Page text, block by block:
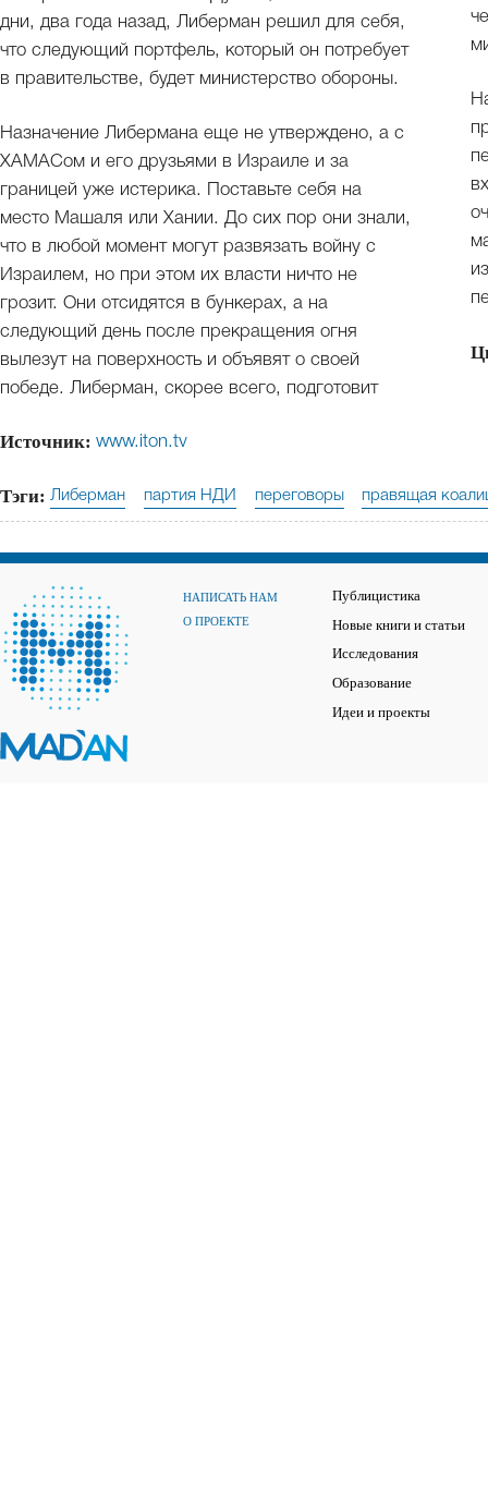
дни, два года назад, Либерман решил для себя,
что следующий портфель, который он потребует
в правительстве, будет министерство обороны.
Назначение Либермана еще не утверждено, а с
ХАМАСом и его друзьями в Израиле и за
границей уже истерика. Поставьте себя на
место Машаля или Хании. До сих пор они знали,
что в любой момент могут развязать войну с
Израилем, но при этом их власти ничто не
грозит. Они отсидятся в бункерах, а на
следующий день после прекращения огня
вылезут на поверхность и объявят о своей
победе. Либерман, скорее всего, подготовит
Источник: www.iton.tv
Тэги: Либерман партия НДИ переговоры правящая
НАПИСАТЬ НАМ
О ПРОЕКТЕ
Публицистика
Новые книги и статьи
Исследования
Образование
Идеи и проекты